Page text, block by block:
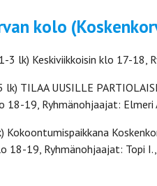
kolo
3 lk) Keskiviikkoisin klo 17-18,
lk) TILAA UUSILLE
18-19, Ryhmänohjaajat: Elmeri
Kokoontumispaikkana
18-19, Ryhmänohjaajat: Topi